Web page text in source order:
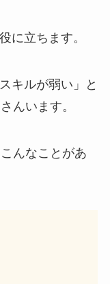
に立ちます。
キルが弱い」と
んいます。
んなことがあ